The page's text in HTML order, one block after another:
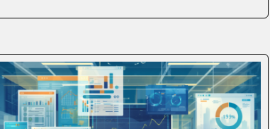
Hay un momento en muchas carreras
profesionales en el que el trabajo duro ya
no es suficiente para seguir avanzando.
Se tiene experiencia, resultados y